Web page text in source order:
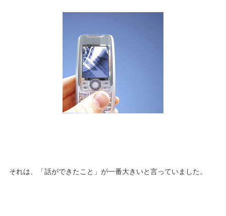
それは、「話ができたこと」が一番大きいと言っていました。